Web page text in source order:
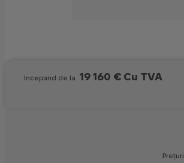
Incepand de la 19 160 € Cu TVA